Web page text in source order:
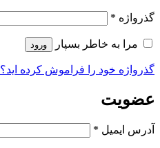
گذرواژه *
مرا به خاطر بسپار ورود
گذرواژه خود را فراموش کرده اید؟
عضویت
آدرس ایمیل *